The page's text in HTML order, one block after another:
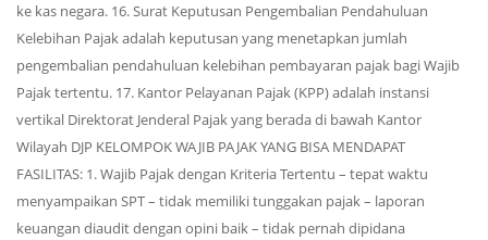
ke kas negara. 16. Surat Keputusan Pengembalian Pendahuluan
Kelebihan Pajak adalah keputusan yang menetapkan jumlah
pengembalian pendahuluan kelebihan pembayaran pajak bagi Wajib
Pajak tertentu. 17. Kantor Pelayanan Pajak (KPP) adalah instansi
vertikal Direktorat Jenderal Pajak yang berada di bawah Kantor
Wilayah DJP KELOMPOK WAJIB PAJAK YANG BISA MENDAPAT
FASILITAS: 1. Wajib Pajak dengan Kriteria Tertentu – tepat waktu
menyampaikan SPT – tidak memiliki tunggakan pajak – laporan
keuangan diaudit dengan opini baik – tidak pernah dipidana